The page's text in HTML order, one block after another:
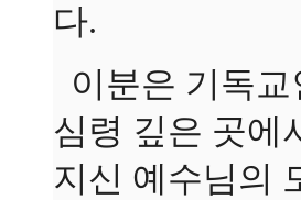
다.
이분은 기독
심령 깊은 곳에
지신 예수님의